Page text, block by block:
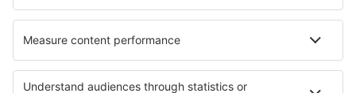
Hotels in De Soto Hotels in Mandi Hotels in Mosina
Hotels in Tarasovo
Die besten Hotels - Regionen